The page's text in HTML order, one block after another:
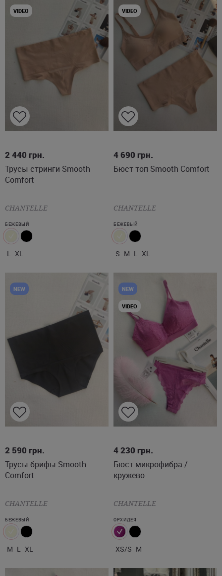
VIDEO
2 440 грн.
Трусы стринги Smooth
Comfort
CHANTELLE
БЕЖЕВЫЙ
L XL
VIDEO
4 690 грн.
Бюст топ Smooth Comfort
CHANTELLE
БЕЖЕВЫЙ
S M L XL
NEW
2 590 грн.
Трусы брифы Smooth
Comfort
CHANTELLE
БЕЖЕВЫЙ
M L XL
NEW
VIDEO
4 230 грн.
Бюст микрофибра /
кружево
CHANTELLE
ОРХИДЕЯ
XS/S M